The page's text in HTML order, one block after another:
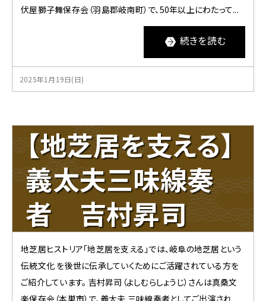
伏屋獅子舞保存会（羽島郡岐南町）で、50年以上にわたって...
続きを読む
2025年1月19日(日)
【地芝居を支える】
義太夫三味線奏
者 吉村昇司
地芝居ヒストリア「地芝居を支える」では、岐阜の地芝居という
伝統文化 を後世に伝承していくためにご活躍されている方を
ご紹介しています。 吉村昇司（よしむらしょうじ）さんは真桑文